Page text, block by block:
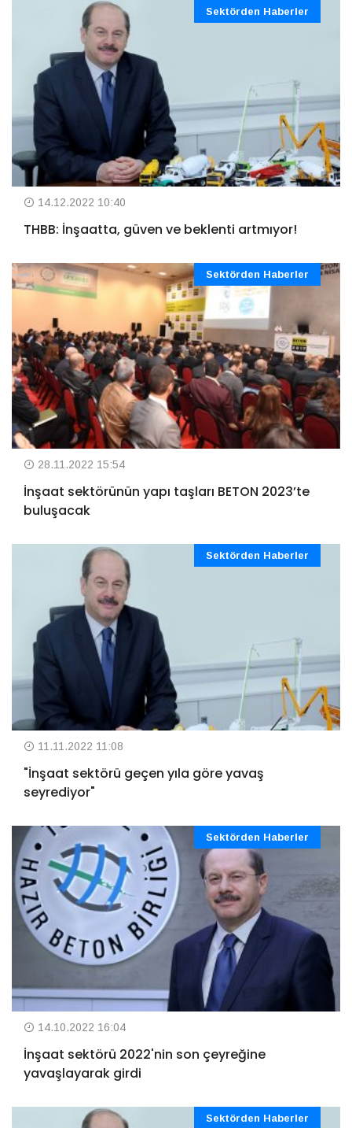
Sektörden Haberler
14.12.2022 10:40
THBB: İnşaatta, güven ve beklenti artmıyor!
Sektörden Haberler
28.11.2022 15:54
İnşaat sektörünün yapı taşları BETON 2023’te
buluşacak
Sektörden Haberler
11.11.2022 11:08
"İnşaat sektörü geçen yıla göre yavaş
seyrediyor"
Sektörden Haberler
14.10.2022 16:04
İnşaat sektörü 2022'nin son çeyreğine
yavaşlayarak girdi
Sektörden Haberler